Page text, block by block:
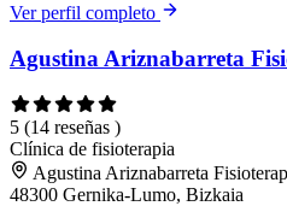
Ver perfil completo
Agustina Ariznabarreta
5 (14 reseñas )
Clínica de fisioterapia
Agustina Ariznabarreta
48300 Gernika-Lumo, Bizkaia